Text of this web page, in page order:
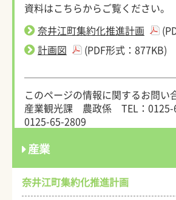
資料はこちらからご覧ください。
奈井江町集約化推進計画
計画図
(PDF形式：877KB)
このページの情報に関するお問い
産業観光課 農政係
TEL：
0125-65-2809
産業
奈井江町集約化推進計画